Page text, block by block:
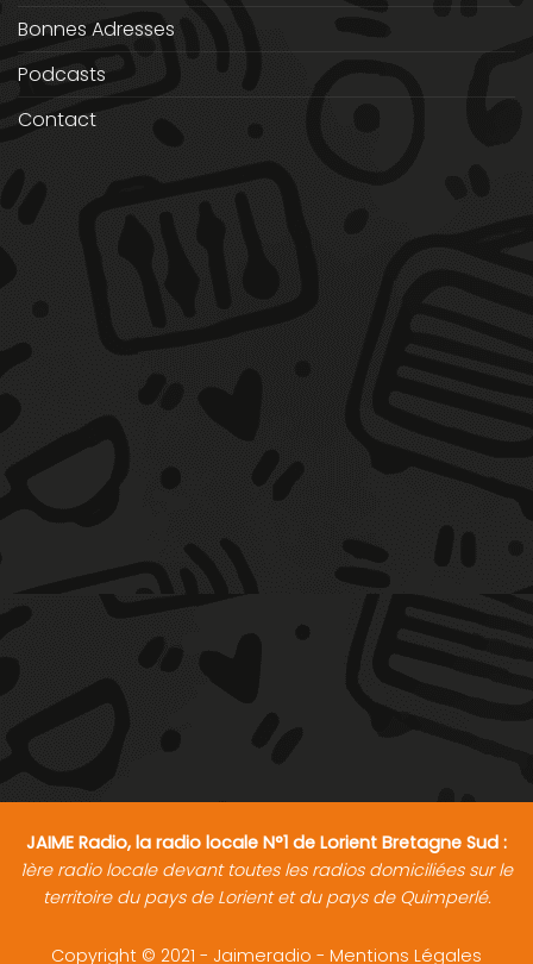
Bonnes Adresses
Podcasts
Contact
JAIME Radio, la radio locale N°1 de Lorient Bretagne Sud :
1ère radio locale devant toutes les radios domiciliées sur le
territoire du pays de Lorient et du pays de Quimperlé.
Copyright © 2021 - Jaimeradio - Mentions Légales